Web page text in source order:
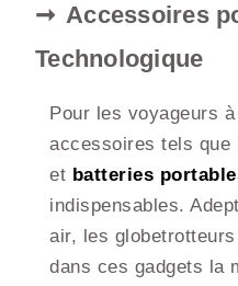
Accessoires
Technologique
Pour les voyageurs
accessoires tels que
et batteries
indispensables.
air, les
dans ces gadgets la